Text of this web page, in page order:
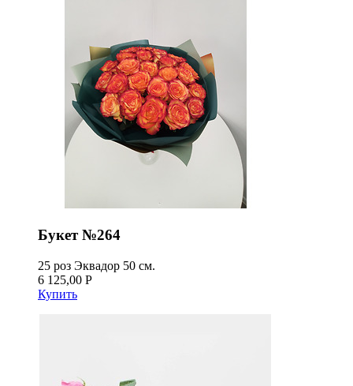
Букет №264
25 роз Эквадор 50 см.
6 125,00 Р
Купить